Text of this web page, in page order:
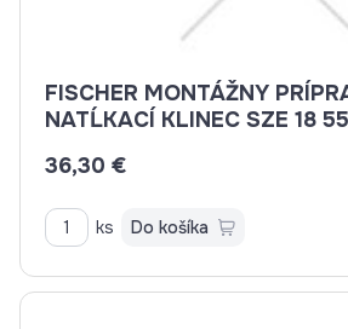
FISCHER MONTÁŽNY
36,30 €
ks Do košíka